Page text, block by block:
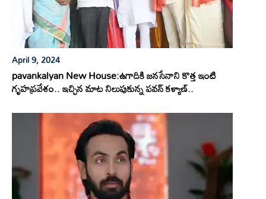
April 9, 2024
pavankalyan New House:ఉగాదికి జనసేనాని కొత్త ఇంటి
గృహప్రవేశం.. ఇచ్చిన మాట నిలుపుకున్న పవన్ కళ్యాణ్..